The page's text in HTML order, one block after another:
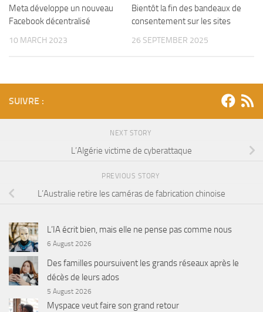
Meta développe un nouveau
Facebook décentralisé
10 MARCH 2023
Bientôt la fin des bandeaux de
consentement sur les sites
26 SEPTEMBER 2025
SUIVRE :
NEXT STORY
L’Algérie victime de cyberattaque
PREVIOUS STORY
L’Australie retire les caméras de fabrication chinoise
L’IA écrit bien, mais elle ne pense pas comme nous
6 August 2026
Des familles poursuivent les grands réseaux après le
décès de leurs ados
5 August 2026
Myspace veut faire son grand retour